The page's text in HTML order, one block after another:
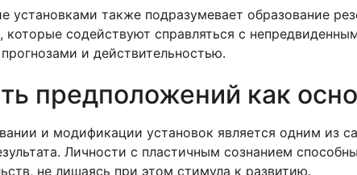
установками также подразумевает образование
которые содействуют справляться с
и действительностью.
предположений как
и модификации установок является одним из
Личности с пластичным сознанием
не лишаясь при этом стимула к развитию.